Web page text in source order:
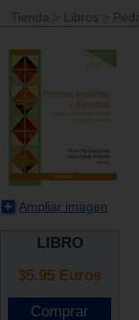
Tienda > Libros >
Ampliar imagen
LIBRO
35.95 Euros